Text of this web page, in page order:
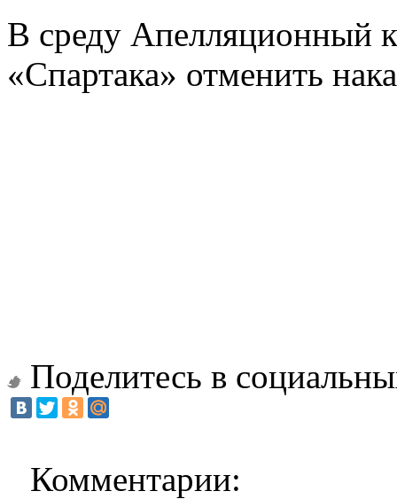
В среду Апелляционный
«Спартака» отменить
Поделитесь в
Комментарии: